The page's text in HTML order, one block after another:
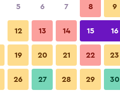
Per natt
519 kr Visa
572 kr Visa
5 6 7 8 9
12 13 14 15 16
19 20 21 22 23
26 27 28 29 30